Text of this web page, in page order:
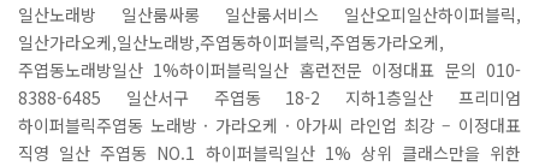
일산노래방 일산룸싸롱 일산룸서비스 일산오피일산하이퍼블릭,
일산가라오케,일산노래방,주엽동하이퍼블릭,주엽동가라오케,
주엽동노래방일산 1%하이퍼블릭일산 홈런전문 이정대표 문의 010-
8388-6485 일산서구 주엽동 18-2 지하1층일산 프리미엄
하이퍼블릭주엽동 노래방 · 가라오케 · 아가씨 라인업 최강 – 이정대표
직영 일산 주엽동 NO.1 하이퍼블릭일산 1% 상위 클래스만을 위한